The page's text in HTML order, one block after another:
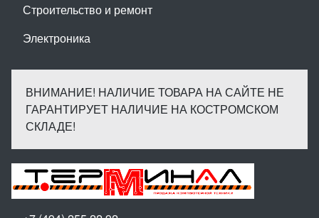
Строительство и ремонт
Электроника
ВНИМАНИЕ! НАЛИЧИЕ ТОВАРА НА САЙТЕ НЕ
ГАРАНТИРУЕТ НАЛИЧИЕ НА КОСТРОМСКОМ
СКЛАДЕ!